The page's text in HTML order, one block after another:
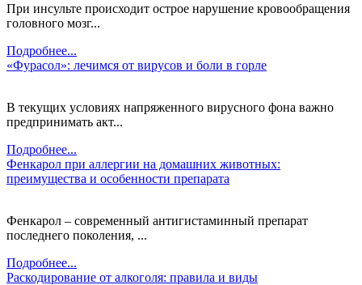
При инсульте происходит острое нарушение кровообращения
головного мозг...
Подробнее...
«Фурасол»: лечимся от вирусов и боли в горле
В текущих условиях напряженного вирусного фона важно
предпринимать акт...
Подробнее...
Фенкарол при аллергии на домашних животных:
преимущества и особенности препарата
Фенкарол – современный антигистаминный препарат
последнего поколения, ...
Подробнее...
Раскодирование от алкоголя: правила и виды